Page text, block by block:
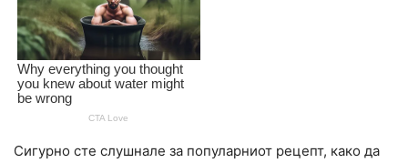
Сигурно сте слушнале за популарниот рецепт, како да